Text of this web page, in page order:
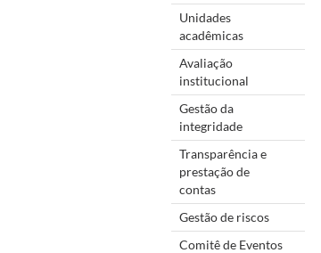
Unidades
acadêmicas
Avaliação
institucional
Gestão da
integridade
Transparência e
prestação de
contas
Gestão de riscos
Comitê de Eventos